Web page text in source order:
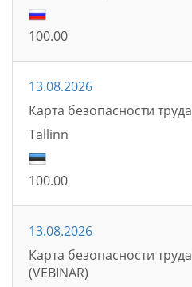
100.00
13.08.2026
Карта безопасности
Tallinn
100.00
13.08.2026
Карта безопасности
(VEBINAR)